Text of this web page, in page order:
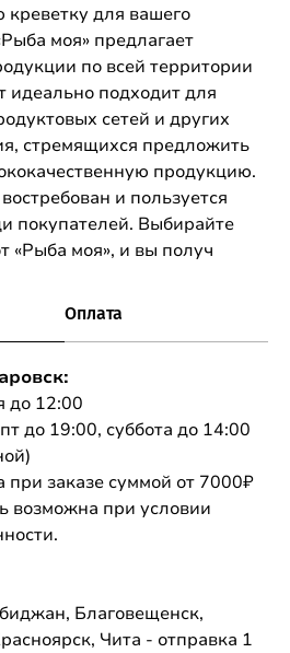
для вашего
моя» предлагает
по всей территории
идеально подходит для
сетей и других
стремящихся предложить
продукцию.
и пользуется
покупателей. Выбирайте
«Рыба моя», и вы получ
Оплата
до 12:00
до 19:00, суббота до 14:00
при заказе суммой от 7000₽
возможна при условии
Благовещенск,
Чита - отправка 1